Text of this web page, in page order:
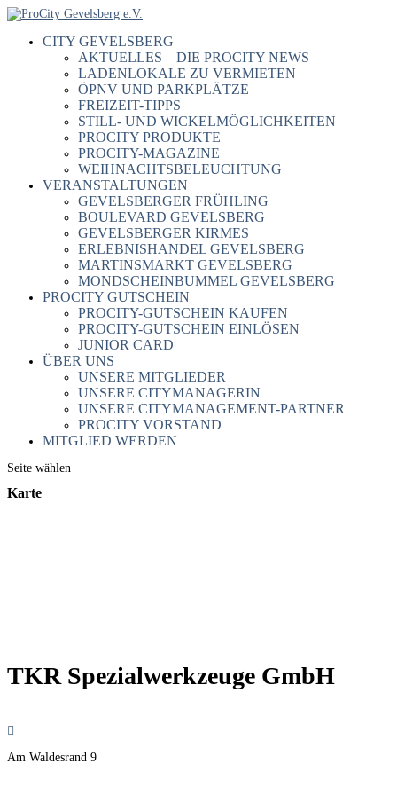
CITY GEVELSBERG
AKTUELLES – DIE PROCITY NEWS
LADENLOKALE ZU VERMIETEN
ÖPNV UND PARKPLÄTZE
FREIZEIT-TIPPS
STILL- UND WICKELMÖGLICHKEITEN
PROCITY PRODUKTE
PROCITY-MAGAZINE
WEIHNACHTSBELEUCHTUNG
VERANSTALTUNGEN
GEVELSBERGER FRÜHLING
BOULEVARD GEVELSBERG
GEVELSBERGER KIRMES
ERLEBNISHANDEL GEVELSBERG
MARTINSMARKT GEVELSBERG
MONDSCHEINBUMMEL GEVELSBERG
PROCITY GUTSCHEIN
PROCITY-GUTSCHEIN KAUFEN
PROCITY-GUTSCHEIN EINLÖSEN
JUNIOR CARD
ÜBER UNS
UNSERE MITGLIEDER
UNSERE CITYMANAGERIN
UNSERE CITYMANAGEMENT-PARTNER
PROCITY VORSTAND
MITGLIED WERDEN
Seite wählen
Karte
TKR Spezialwerkzeuge GmbH
Am Waldesrand 9